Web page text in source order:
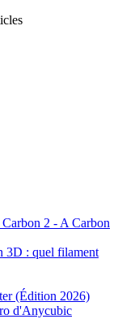
2 - A Carbon
3D : quel filament
(Édition 2026)
d'Anycubic